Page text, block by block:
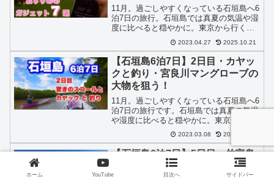
11月。過ごしやすくなっている石垣島へ6
泊7日の旅行。石垣島では真夏の気温や湿
度に比べると穏やかに。東京から行くと
まだまだ夏を満喫できる気候。石垣島6泊
7日シリーズをお届け。おすすめしたいガ
ジェットを7つ厳選。石垣島旅行に便利な
もの。普段使いもできるもの。
2023.04.27 2025.10.21
【石垣島6泊7日】2日目・カヤッ
クと釣り・宮良川マングローブの
大物を狙う！
11月。過ごしやすくなっている石垣島へ6
泊7日の旅行です。石垣島では真夏の気温
や湿度に比べると穏やかに。東京から行
くとまだまだ夏を満喫できる気候です。
石垣島6泊7日シリーズをお届け。2日目
は、楽しみにしていたカヤックフィッシ
2023.03.08 2024.09.11
【石垣島6泊7日】5日目・竹富島
の幻の島へ・高速船往復乗船券の
利用期間に注意
ホーム YouTube 目次へ サイドバー